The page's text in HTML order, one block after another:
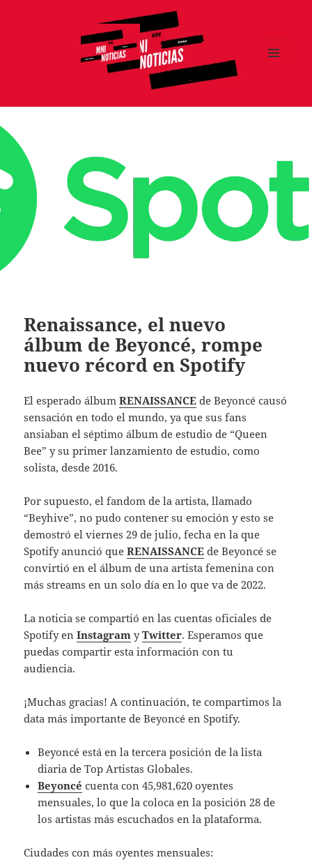
Renaissance, el nuevo
álbum de Beyoncé, rompe
nuevo récord en Spotify
El esperado álbumRENAISSANCE de Beyoncé causó
sensación en todo el mundo, ya que sus fans
ansiaban el séptimo álbum de estudio de “Queen
Bee” y su primer lanzamiento de estudio, como
solista, desde 2016.
Por supuesto, el fandom de la artista, llamado
“Beyhive”, no pudo contener su emoción y esto se
demostró el viernes 29 de julio, fecha en la que
Spotify anunció queRENAISSANCE de Beyoncé se
convirtió en el álbum de una artista femenina con
más streams en un solo día en lo que va de 2022.
La noticia se compartió en las cuentas oficiales de
Spotify enInstagram yTwitter. Esperamos que
puedas compartir esta información con tu
audiencia.
¡Muchas gracias! A continuación, te compartimos la
data más importante de Beyoncé en Spotify.
Beyoncé está en la tercera posición de la lista
diaria de Top Artistas Globales.
Beyoncé cuenta con 45,981,620 oyentes
mensuales, lo que la coloca en la posición 28 de
los artistas más escuchados en la plataforma.
Ciudades con más oyentes mensuales: